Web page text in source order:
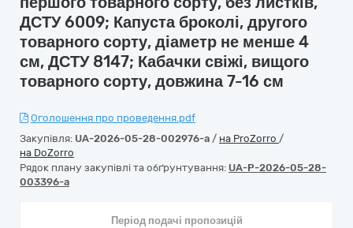
ДСТУ 6009; Капуста броколі, другого
товарного сорту, діаметр не менше 4
см, ДСТУ 8147; Кабачки свіжі, вищого
товарного сорту, довжина 7-16 см
Оголошення про проведення.pdf
Закупівля: UA-2026-05-28-002976-a / на ProZorro /
на DoZorro
Рядок плану закупівлі та обґрунтування: UA-P-2026-05-28-
003396-a
Період подачі пропозицій